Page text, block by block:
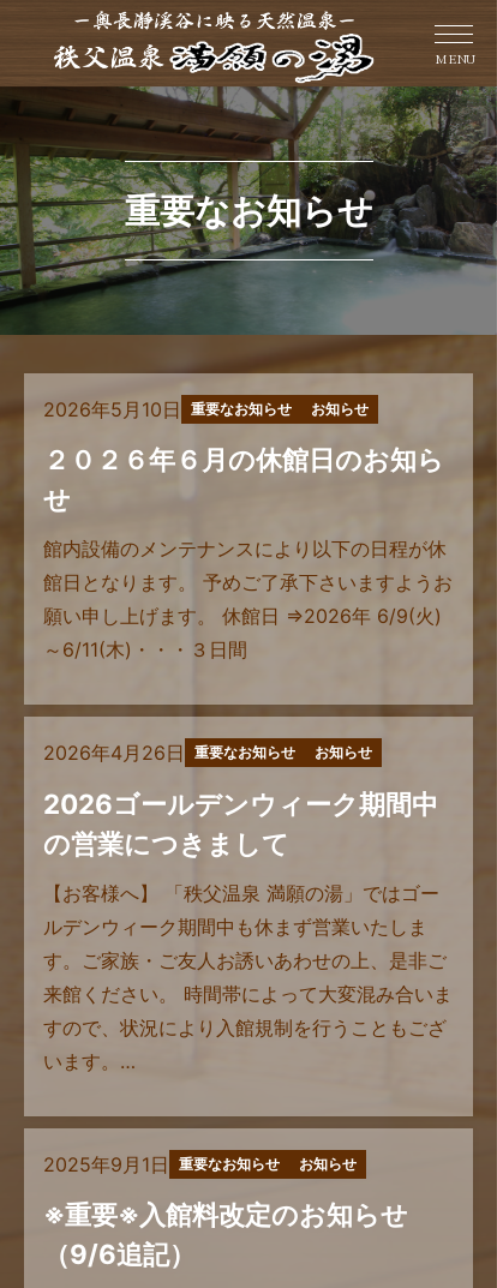
MENU
重要なお知らせ
2026年5月10日 重要なお知らせ お知らせ
２０２６年６月の休館日のお知ら
せ
館内設備のメンテナンスにより以下の日程が休
館日となります。 予めご了承下さいますようお
願い申し上げます。 休館日 ⇒2026年 6/9(火)
～6/11(木)・・・３日間
2026年4月26日 重要なお知らせ お知らせ
2026ゴールデンウィーク期間中
の営業につきまして
【お客様へ】 「秩父温泉 満願の湯」ではゴー
ルデンウィーク期間中も休まず営業いたしま
す。ご家族・ご友人お誘いあわせの上、是非ご
来館ください。 時間帯によって大変混み合いま
すので、状況により入館規制を行うこともござ
います。…
2025年9月1日 重要なお知らせ お知らせ
※重要※入館料改定のお知らせ
（9/6追記）